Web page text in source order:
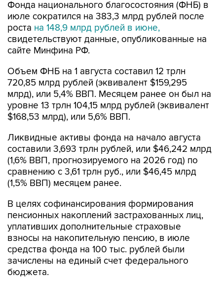
Фонда национального благосостояния (ФНБ) в
июле сократился на 383,3 млрд рублей после
роста на 148,9 млрд рублей в июне,
свидетельствуют данные, опубликованные на
сайте Минфина РФ.
Объем ФНБ на 1 августа составил 12 трлн
720,85 млрд рублей (эквивалент $159,295
млрд), или 5,4% ВВП. Месяцем ранее он был на
уровне 13 трлн 104,15 млрд рублей (эквивалент
$168,53 млрд), или 5,6% ВВП.
Ликвидные активы фонда на начало августа
составили 3,693 трлн рублей, или $46,242 млрд
(1,6% ВВП, прогнозируемого на 2026 год) по
сравнению с 3,61 трлн руб., или $46,45 млрд
(1,5% ВВП) месяцем ранее.
В целях софинансирования формирования
пенсионных накоплений застрахованных лиц,
уплативших дополнительные страховые
взносы на накопительную пенсию, в июле
средства фонда на 100 тыс. рублей были
зачислены на единый счет федерального
бюджета.